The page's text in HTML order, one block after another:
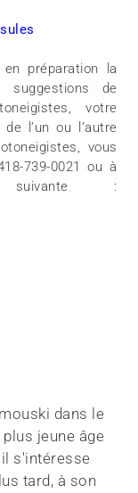
préparation la
de
votre
l’un ou l’autre
vous
739-0021 ou à
suivante :
dans le
jeune âge
s'intéresse
tard, à son